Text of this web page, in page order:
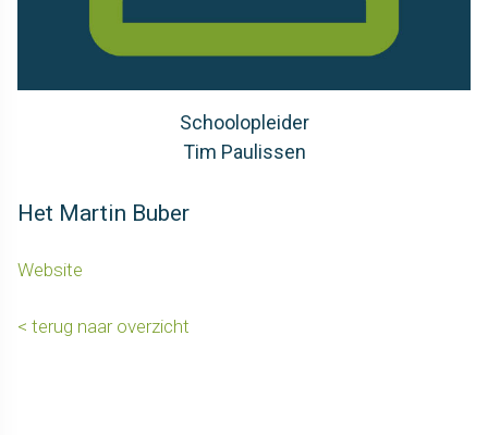
Schoolopleider
Tim Paulissen
Het Martin Buber
Website
< terug naar overzicht